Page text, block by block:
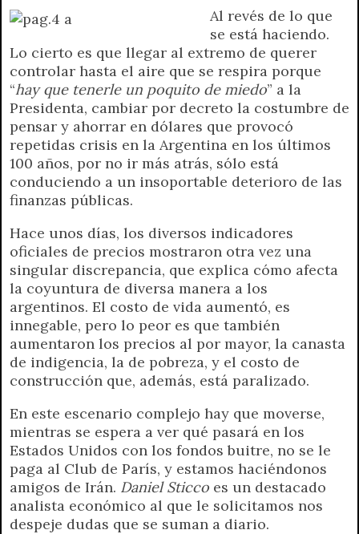
d
l
y
Al revés de lo que
se está haciendo.
Lo cierto es que llegar al extremo de querer
controlar hasta el aire que se respira porque
“hay que tenerle un poquito de miedo” a la
Presidenta, cambiar por decreto la costumbre de
pensar y ahorrar en dólares que provocó
repetidas crisis en la Argentina en los últimos
100 años, por no ir más atrás, sólo está
conduciendo a un insoportable deterioro de las
finanzas públicas.
Hace unos días, los diversos indicadores
oficiales de precios mostraron otra vez una
singular discrepancia, que explica cómo afecta
la coyuntura de diversa manera a los
argentinos. El costo de vida aumentó, es
innegable, pero lo peor es que también
aumentaron los precios al por mayor, la canasta
de indigencia, la de pobreza, y el costo de
construcción que, además, está paralizado.
En este escenario complejo hay que moverse,
mientras se espera a ver qué pasará en los
Estados Unidos con los fondos buitre, no se le
paga al Club de París, y estamos haciéndonos
amigos de Irán. Daniel Sticco es un destacado
analista económico al que le solicitamos nos
despeje dudas que se suman a diario.